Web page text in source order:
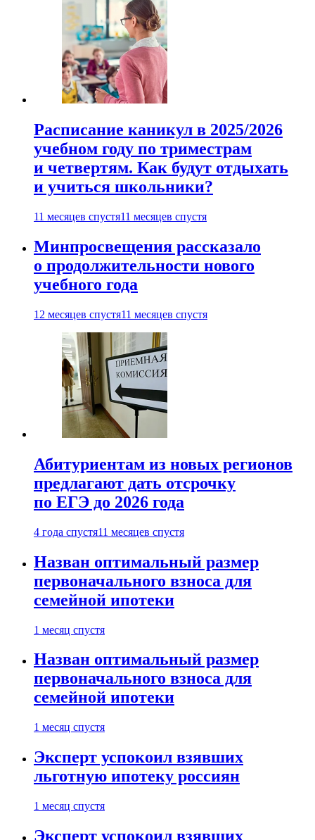
Расписание каникул в 2025/2026
учебном году по триместрам
и четвертям. Как будут отдыхать
и учиться школьники?
11 месяцев спустя11 месяцев спустя
Минпросвещения рассказало
о продолжительности нового
учебного года
12 месяцев спустя11 месяцев спустя
Абитуриентам из новых регионов
предлагают дать отсрочку
по ЕГЭ до 2026 года
4 года спустя11 месяцев спустя
Назван оптимальный размер
первоначального взноса для
семейной ипотеки
1 месяц спустя
Назван оптимальный размер
первоначального взноса для
семейной ипотеки
1 месяц спустя
Эксперт успокоил взявших
льготную ипотеку россиян
1 месяц спустя
Эксперт успокоил взявших